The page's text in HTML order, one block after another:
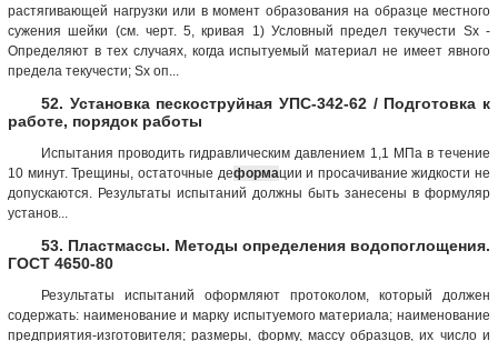
растягивающей нагрузки или в момент образования на образце местного
сужения шейки (см. черт. 5, кривая 1) Условный предел текучести Sx -
Определяют в тех случаях, когда испытуемый материал не имеет явного
предела текучести; Sх оп...
52. Установка пескоструйная УПС-342-62 / Подготовка к
работе, порядок работы
Испытания проводить гидравлическим давлением 1,1 МПа в течение
10 минут. Трещины, остаточные деформации и просачивание жидкости не
допускаются. Результаты испытаний должны быть занесены в формуляр
установ...
53. Пластмассы. Методы определения водопоглощения.
ГОСТ 4650-80
Результаты испытаний оформляют протоколом, который должен
содержать: наименование и марку испытуемого материала; наименование
предприятия-изготовителя; размеры, форму, массу образцов, их число и